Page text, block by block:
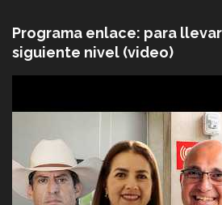
Programa enlace: para
siguiente nivel (video)